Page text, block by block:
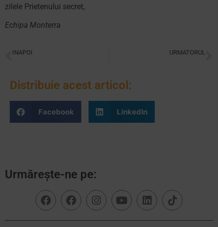
zilele Prietenului secret,
Echipa Monterra
INAPOI URMATORUL
Distribuie acest articol:
Facebook LinkedIn
Urmărește-ne pe: